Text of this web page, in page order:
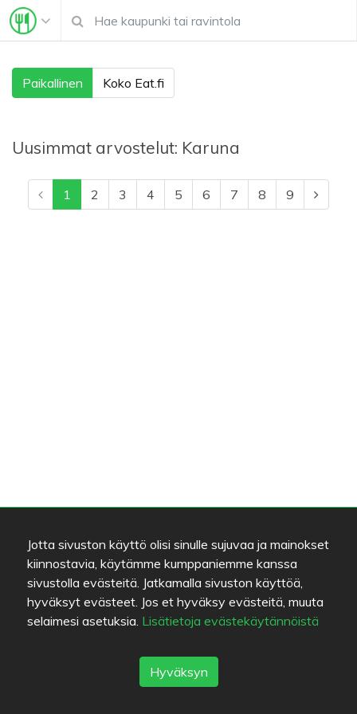
Jotta sivuston käyttö olisi sinulle sujuvaa ja mainokset
kiinnostavia, käytämme kumppaniemme kanssa
sivustolla evästeitä. Jatkamalla sivuston käyttöä,
hyväksyt evästeet. Jos et hyväksy evästeitä, muuta
selaimesi asetuksia. Lisätietoja evästekäytännöistä
Hyväksyn
Paikallinen Koko Eat.fi
Uusimmat arvostelut: Karuna
1 2 3 4 5 6 7 8 9